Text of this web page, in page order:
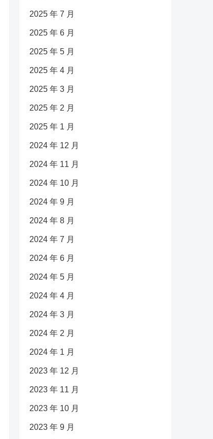
2025 年 7 月
2025 年 6 月
2025 年 5 月
2025 年 4 月
2025 年 3 月
2025 年 2 月
2025 年 1 月
2024 年 12 月
2024 年 11 月
2024 年 10 月
2024 年 9 月
2024 年 8 月
2024 年 7 月
2024 年 6 月
2024 年 5 月
2024 年 4 月
2024 年 3 月
2024 年 2 月
2024 年 1 月
2023 年 12 月
2023 年 11 月
2023 年 10 月
2023 年 9 月